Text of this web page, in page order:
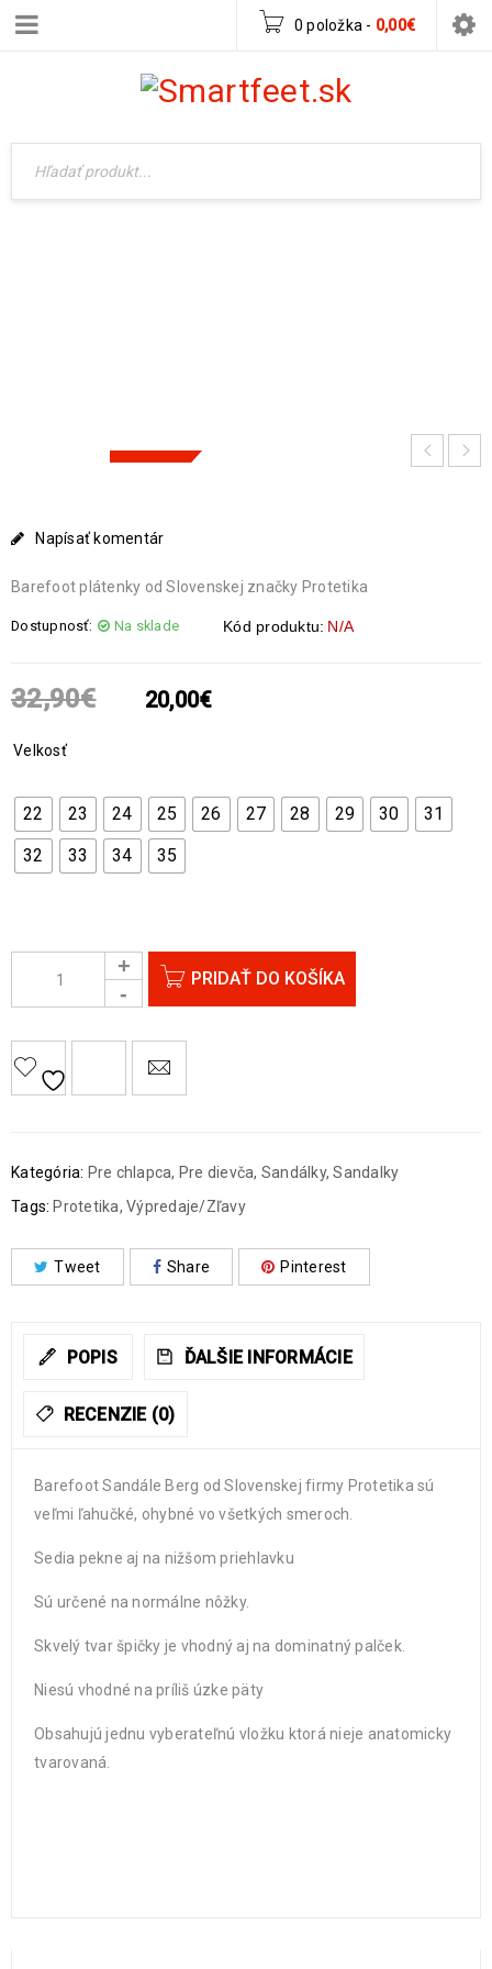
0 položka - 0,00€
-39%
Napísať komentár
Barefoot plátenky od Slovenskej značky Protetika
Dostupnosť: Na sklade Kód produktu: N/A
32,90€ 20,00€
Velkosť
22 23 24 25 26 27 28 29 30
31
32
33 34 35
PRIDAŤ DO KOŠÍKA
Kategória: Pre chlapca, Pre dievča, Sandálky,Sandalky
Tags: Protetika, Výpredaje/Zľavy
Tweet Share Pinterest
POPIS ĎALŠIE INFORMÁCIE
RECENZIE (0)
Barefoot Sandále Berg od Slovenskej firmy Protetika sú
veľmi ľahučké, ohybné vo všetkých smeroch.
Sedia pekne aj na nižšom priehlavku
Sú určené na normálne nôžky.
Skvelý tvar špičky je vhodný aj na dominatný palček.
Niesú vhodné na príliš úzke päty
Obsahujú jednu vyberateľnú vložku ktorá nieje anatomicky
tvarovaná.